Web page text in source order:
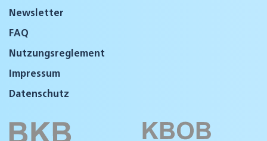
Newsletter
FAQ
Nutzungsreglement
Impressum
Datenschutz